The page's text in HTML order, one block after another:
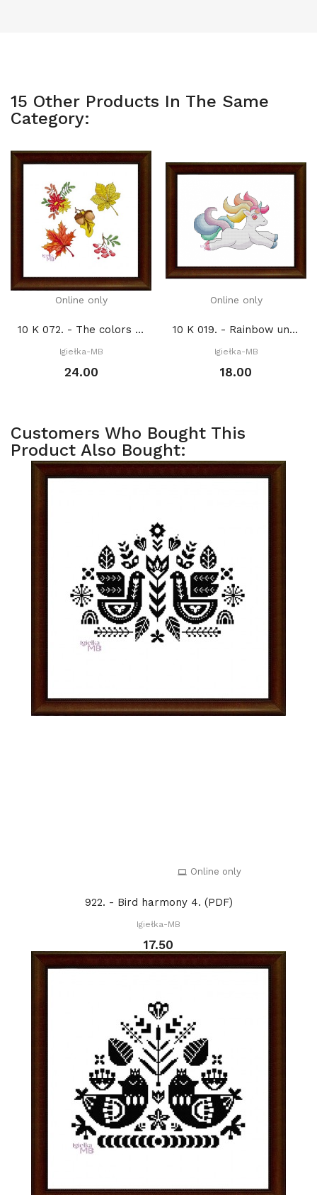
15 Other Products In The Same
Category:
Online only
10 K 072. - The colors of autumn (PDF)
Igiełka-MB
24.00
Online only
10 K 019. - Rainbow unicorn II (PDF)
Igiełka-MB
18.00
Customers Who Bought This
Product Also Bought:
Online only
922. - Bird harmony 4. (PDF)
Igiełka-MB
17.50